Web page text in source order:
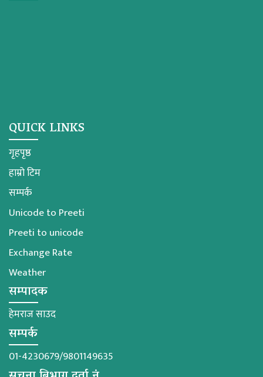
QUICK LINKS
गृहपृष्ठ
हाम्रो टिम
सम्पर्क
Unicode to Preeti
Preeti to unicode
Exchange Rate
Weather
सम्पादक
हेमराज साउद
सम्पर्क
01-4230679/9801149635